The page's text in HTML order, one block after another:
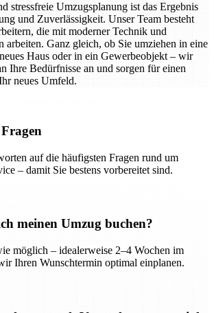
stressfreie Umzugsplanung ist das Ergebnis
und Zuverlässigkeit. Unser Team besteht
die mit moderner Technik und
arbeiten. Ganz gleich, ob Sie umziehen in eine
Haus oder in ein Gewerbeobjekt – wir
Ihre Bedürfnisse an und sorgen für einen
neues Umfeld.
auf die häufigsten Fragen rund um
– damit Sie bestens vorbereitet sind.
meinen Umzug buchen?
möglich – idealerweise 2–4 Wochen im
Ihren Wunschtermin optimal einplanen.